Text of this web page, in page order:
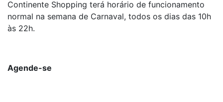
Continente Shopping terá horário de funcionamento
normal na semana de Carnaval, todos os dias das 10h
às 22h.
Agende-se